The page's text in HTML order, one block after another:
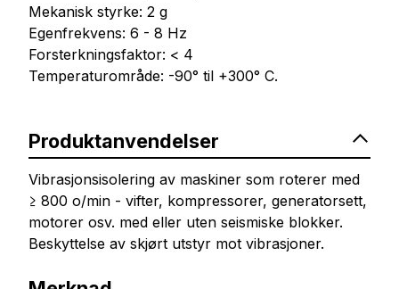
Mekanisk styrke: 2 g
Egenfrekvens: 6 - 8 Hz
Forsterkningsfaktor: < 4
Temperaturområde: -90° til +300° C.
Produktanvendelser
Vibrasjonsisolering av maskiner som roterer med
≥ 800 o/min - vifter, kompressorer, generatorsett,
motorer osv. med eller uten seismiske blokker.
Beskyttelse av skjørt utstyr mot vibrasjoner.